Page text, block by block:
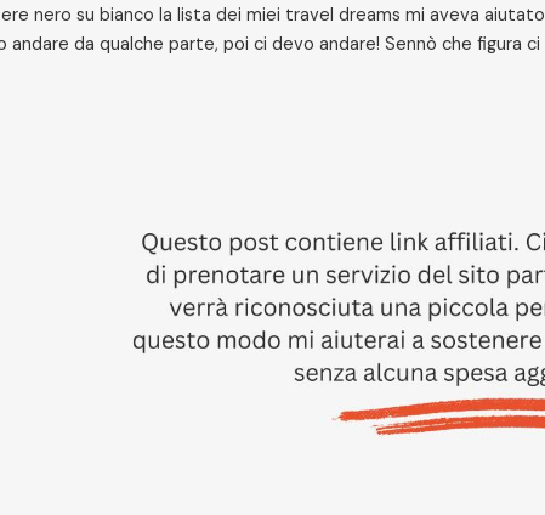
nero su bianco la lista dei miei travel dreams mi aveva
andare da qualche parte, poi ci devo andare! Sennò che figura